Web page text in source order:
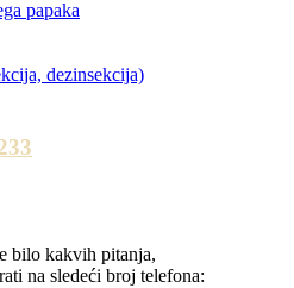
pogledati nalepnicu proizvoda
Pozovite nas za više informacija:
papaka
dezinsekcija)
bilo kakvih pitanja,
na sledeći broj telefona: